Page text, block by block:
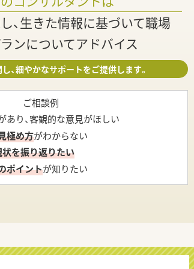
、生きた情報に基づいて職場
ンについてアドバイス
、細やかなサポートをご提供します。
ご相談例
あり、客観的な意見がほしい
極め方がわからない
状を振り返りたい
ポイントが知りたい